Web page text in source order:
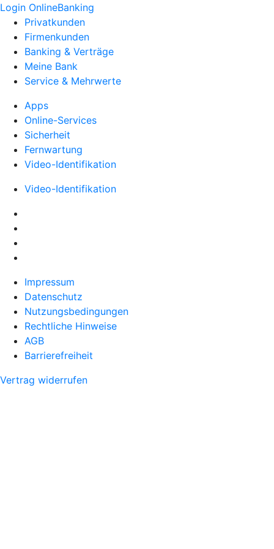
Login OnlineBanking
Privatkunden
Firmenkunden
Banking & Verträge
Meine Bank
Service & Mehrwerte
Apps
Online-Services
Sicherheit
Fernwartung
Video-Identifikation
Video-Identifikation
Impressum
Datenschutz
Nutzungsbedingungen
Rechtliche Hinweise
AGB
Barrierefreiheit
Vertrag widerrufen